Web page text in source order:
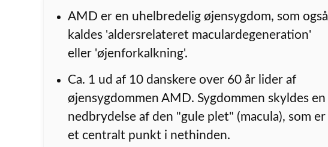
AMD er en uhelbredelig øjensygdom, som også
kaldes 'aldersrelateret maculardegeneration'
eller 'øjenforkalkning'.
Ca. 1 ud af 10 danskere over 60 år lider af
øjensygdommen AMD. Sygdommen skyldes en
nedbrydelse af den "gule plet" (macula), som er
et centralt punkt i nethinden.